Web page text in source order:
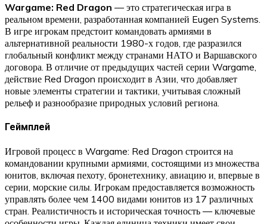
Wargame: Red Dragon — это стратегическая игра в
реальном времени, разработанная компанией Eugen Systems.
В игре игрокам предстоит командовать армиями в
альтернативной реальности 1980-х годов, где разразился
глобальный конфликт между странами НАТО и Варшавского
договора. В отличие от предыдущих частей серии Wargame,
действие Red Dragon происходит в Азии, что добавляет
новые элементы стратегии и тактики, учитывая сложный
рельеф и разнообразие природных условий региона.
Геймплей
Игровой процесс в Wargame: Red Dragon строится на
командовании крупными армиями, состоящими из множества
юнитов, включая пехоту, бронетехнику, авиацию и, впервые в
серии, морские силы. Игрокам предоставляется возможность
управлять более чем 1400 видами юнитов из 17 различных
стран. Реалистичность и историческая точность — ключевые